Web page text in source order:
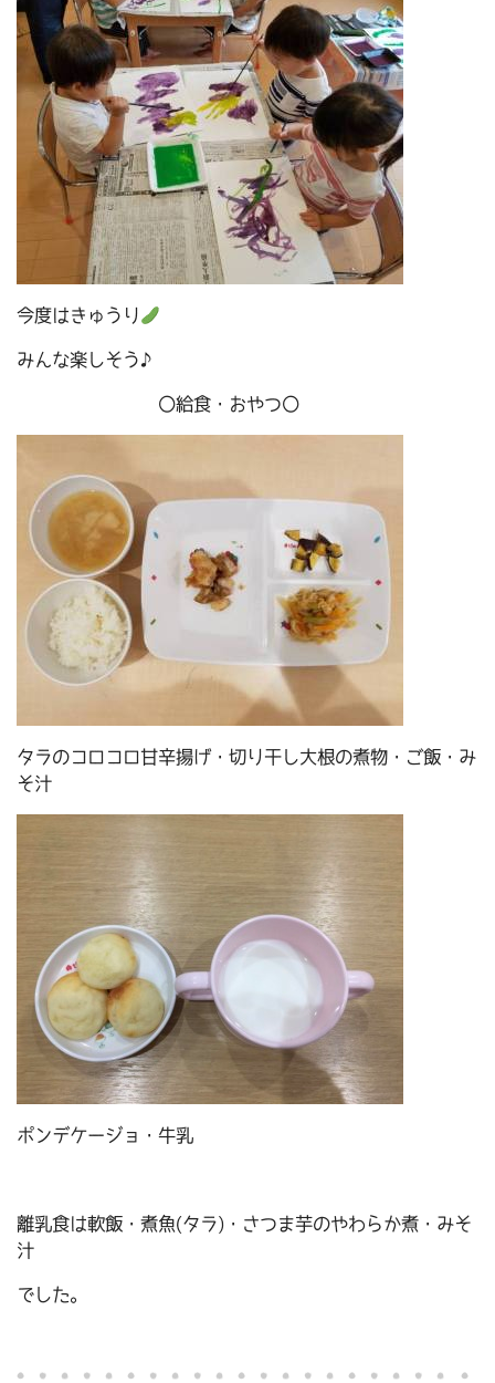
今度はきゅうり
みんな楽しそう♪
〇給食・おやつ〇
タラのコロコロ甘辛揚げ・切り干し大根の煮物・ご飯・み
そ汁
ポンデケージョ・牛乳
離乳食は軟飯・煮魚(タラ)・さつま芋のやわらか煮・みそ
汁
でした。